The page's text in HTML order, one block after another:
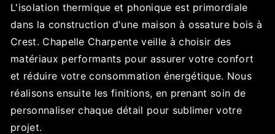
L'isolation thermique et phonique est primordiale
dans la construction d'une maison à ossature bois à
Crest. Chapelle Charpente veille à choisir des
matériaux performants pour assurer votre confort
et réduire votre consommation énergétique. Nous
réalisons ensuite les finitions, en prenant soin de
personnaliser chaque détail pour sublimer votre
projet.